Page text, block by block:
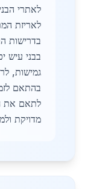
לאתרי
לאריזת
בדרישות
בבני עיש
בהתאם
לתאם את
מדויקת